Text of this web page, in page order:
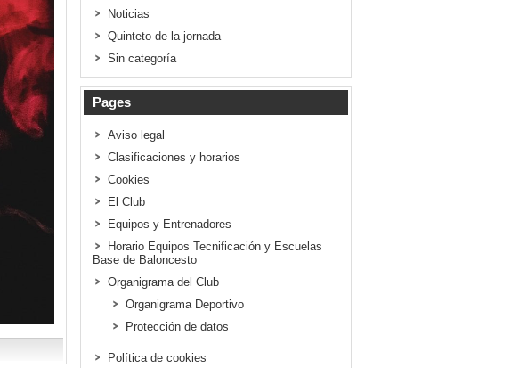
Noticias
Quinteto de la jornada
Sin categoría
Pages
Aviso legal
Clasificaciones y horarios
Cookies
El Club
Equipos y Entrenadores
Horario Equipos Tecnificación y Escuelas
Base de Baloncesto
Organigrama del Club
Organigrama Deportivo
Protección de datos
Política de cookies